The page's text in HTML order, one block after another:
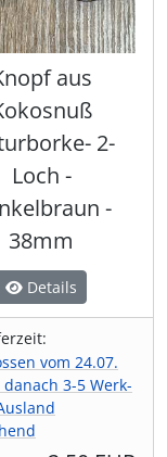
aus
2-
Loch -
-
38mm
Details
vom 24.07.
danach 3-5 Werk-